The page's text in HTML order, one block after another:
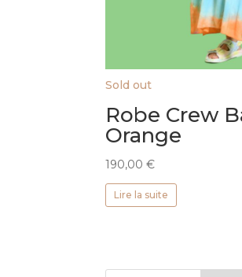
Sold out
Robe Crew
Orange
190,00€
Lire la suite